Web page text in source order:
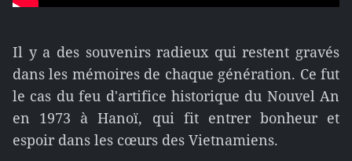
Il y a des souvenirs radieux qui restent gravés
dans les mémoires de chaque génération. Ce fut
le cas du feu d'artifice historique du Nouvel An
en 1973 à Hanoï, qui fit entrer bonheur et
espoir dans les cœurs des Vietnamiens.